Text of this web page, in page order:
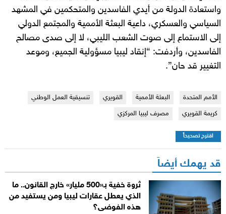
واستعادة الدولة من أيدي الفاسدين والمتحكمين في المشهد
السياسي والعسكري، داعية البعثة الأممية والمجتمع الدولي
إلى الاستماع إلى صوت الشعب الليبي، لا إلى صدى مصالح
الفاسدين، وأردفت: “إنقاد ليبيا مسؤولية الجميع، وموعد
التغيير قد حان”.
الأمم المتحدة البعثة الأممية القويري
تنسيقية العمل الوطني
كريمة القويري
مصرف ليبيا المركزي
اقترح تصحيحاً
قد يهمك أيضاً
ثروة خفية بـ«500 مليار» خارج القانون.. ما
الذي يعطل عقارات ليبيا ومن يستفيد من
هذه الفوضى؟